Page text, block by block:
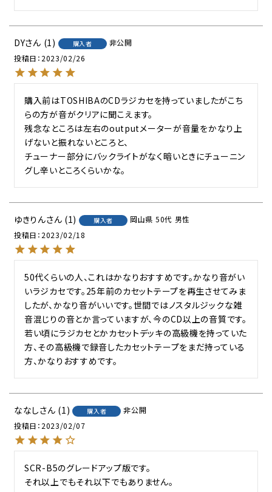
DY 1 購入者
非公開
投稿日 2023/02/26
購入前はTOSHIBAのCDラジカセを持っていましたがこち
らの方が音がクリアに聞こえます。
残念なところは左右のoutputメーターが音量をかなり上
げないと振れないところと、
チューナー部分にバックライトがなく暗いときにチューニン
ゆきりん 1 購入者 岡山県 50代 男性
投稿日 2023/02/18
50代くらいの人、これはかなりおすすめです。かなり音がい
いラジカセです。25年前のカセットテープを再生させてみま
したが、かなり音がいいです。世間ではノスタルジックな雑
音混じりの音とか言っていますが、今のCD以上の音質です。
若い頃にラジカセとかカセットデッキの高級機を持っていた
方、その高級機で録音したカセットテープをまだ持っている
方、かなりおすすめです。
ななし 1 購入者
非公開
投稿日 2023/02/07
SCR-B5のグレードアップ版です。
それ以上でもそれ以下でもありません。